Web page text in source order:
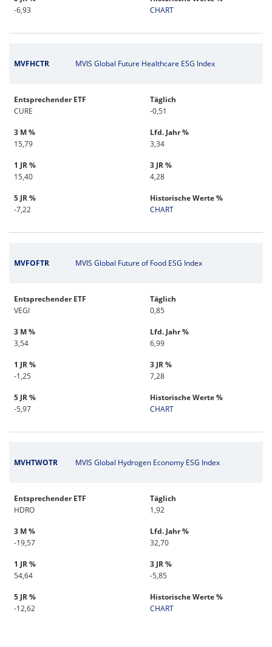
-6,93
CHART
MVFHCTR MVIS Global Future Healthcare ESG Index
Entsprechender ETF
CURE
Täglich
-0,51
3 M %
15,79
Lfd. Jahr %
3,34
1 JR %
15,40
3 JR %
4,28
5 JR %
-7,22
Historische Werte %
CHART
MVFOFTR MVIS Global Future of Food ESG Index
Entsprechender ETF
VEGI
Täglich
0,85
3 M %
3,54
Lfd. Jahr %
6,99
1 JR %
-1,25
3 JR %
7,28
5 JR %
-5,97
Historische Werte %
CHART
MVHTWOTR MVIS Global Hydrogen Economy ESG Index
Entsprechender ETF
HDRO
Täglich
1,92
3 M %
-19,57
Lfd. Jahr %
32,70
1 JR %
54,64
3 JR %
-5,85
5 JR %
-12,62
Historische Werte %
CHART